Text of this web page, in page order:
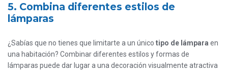
5. Combina diferentes estilos de
lámparas
¿Sabías que no tienes que limitarte a un único tipo de lámpara en
una habitación? Combinar diferentes estilos y formas de
lámparas puede dar lugar a una decoración visualmente atractiva